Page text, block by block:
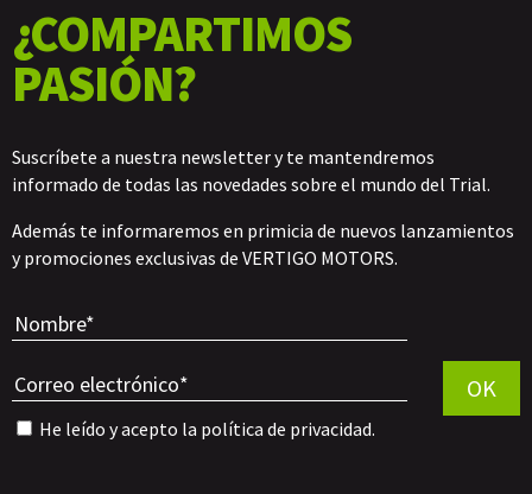
¿COMPARTIMOS
PASIÓN?
Suscríbete a nuestra newsletter y te mantendremos
informado de todas las novedades sobre el mundo del Trial.
Además te informaremos en primicia de nuevos lanzamientos
y promociones exclusivas de VERTIGO MOTORS.
He leído y acepto la política de privacidad.
OK